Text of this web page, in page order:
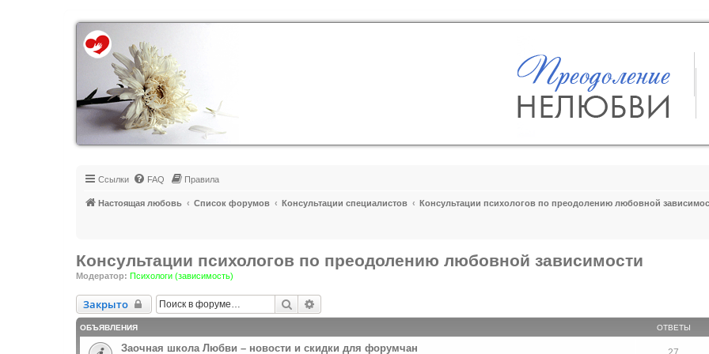
Регистрация
Ссылки FAQ Правила
Настоящая любовь Список форумов Консультации специалистов Консультации психологов по преодолению любовной
Консультации психологов по преодолению любовной зависимости
Модератор: Психологи (зависимость)
Закрыто
Закрыто Поиск
ОБЪЯВЛЕНИЯ ОТВЕТЫ
Заочная школа Любви – новости и скидки для форумчан